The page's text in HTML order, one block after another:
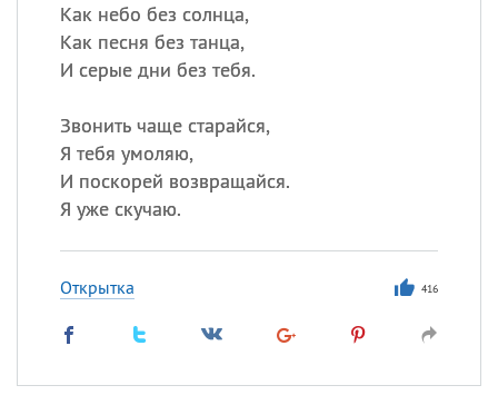
Как небо без солнца,
Как песня без танца,
И серые дни без тебя.
Звонить чаще старайся,
Я тебя умоляю,
И поскорей возвращайся.
Я уже скучаю.
Открытка 416